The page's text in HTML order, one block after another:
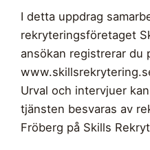
I detta uppdrag
rekryteringsföretaget
ansökan registrerar du
Urval och intervjuer
tjänsten besvaras av
Fröberg på Skills